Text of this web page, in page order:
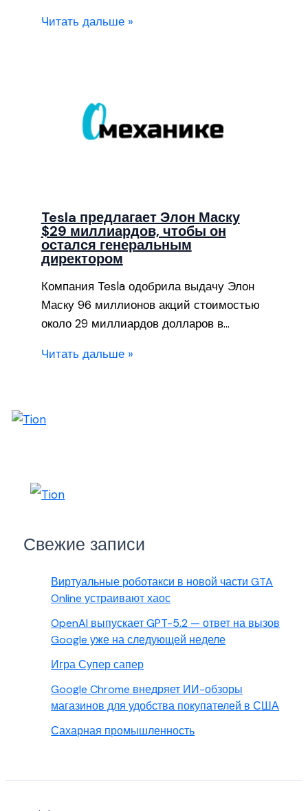
Читать дальше »
Tesla предлагает Элон Маску
$29 миллиардов, чтобы он
остался генеральным
директором
Компания Tesla одобрила выдачу Элон
Маску 96 миллионов акций стоимостью
около 29 миллиардов долларов в…
Читать дальше »
Свежие записи
Виртуальные роботакси в новой части GTA
Online устраивают хаос
OpenAI выпускает GPT-5.2 — ответ на вызов
Google уже на следующей неделе
Игра Супер сапер
Google Chrome внедряет ИИ-обзоры
магазинов для удобства покупателей в США
Сахарная промышленность